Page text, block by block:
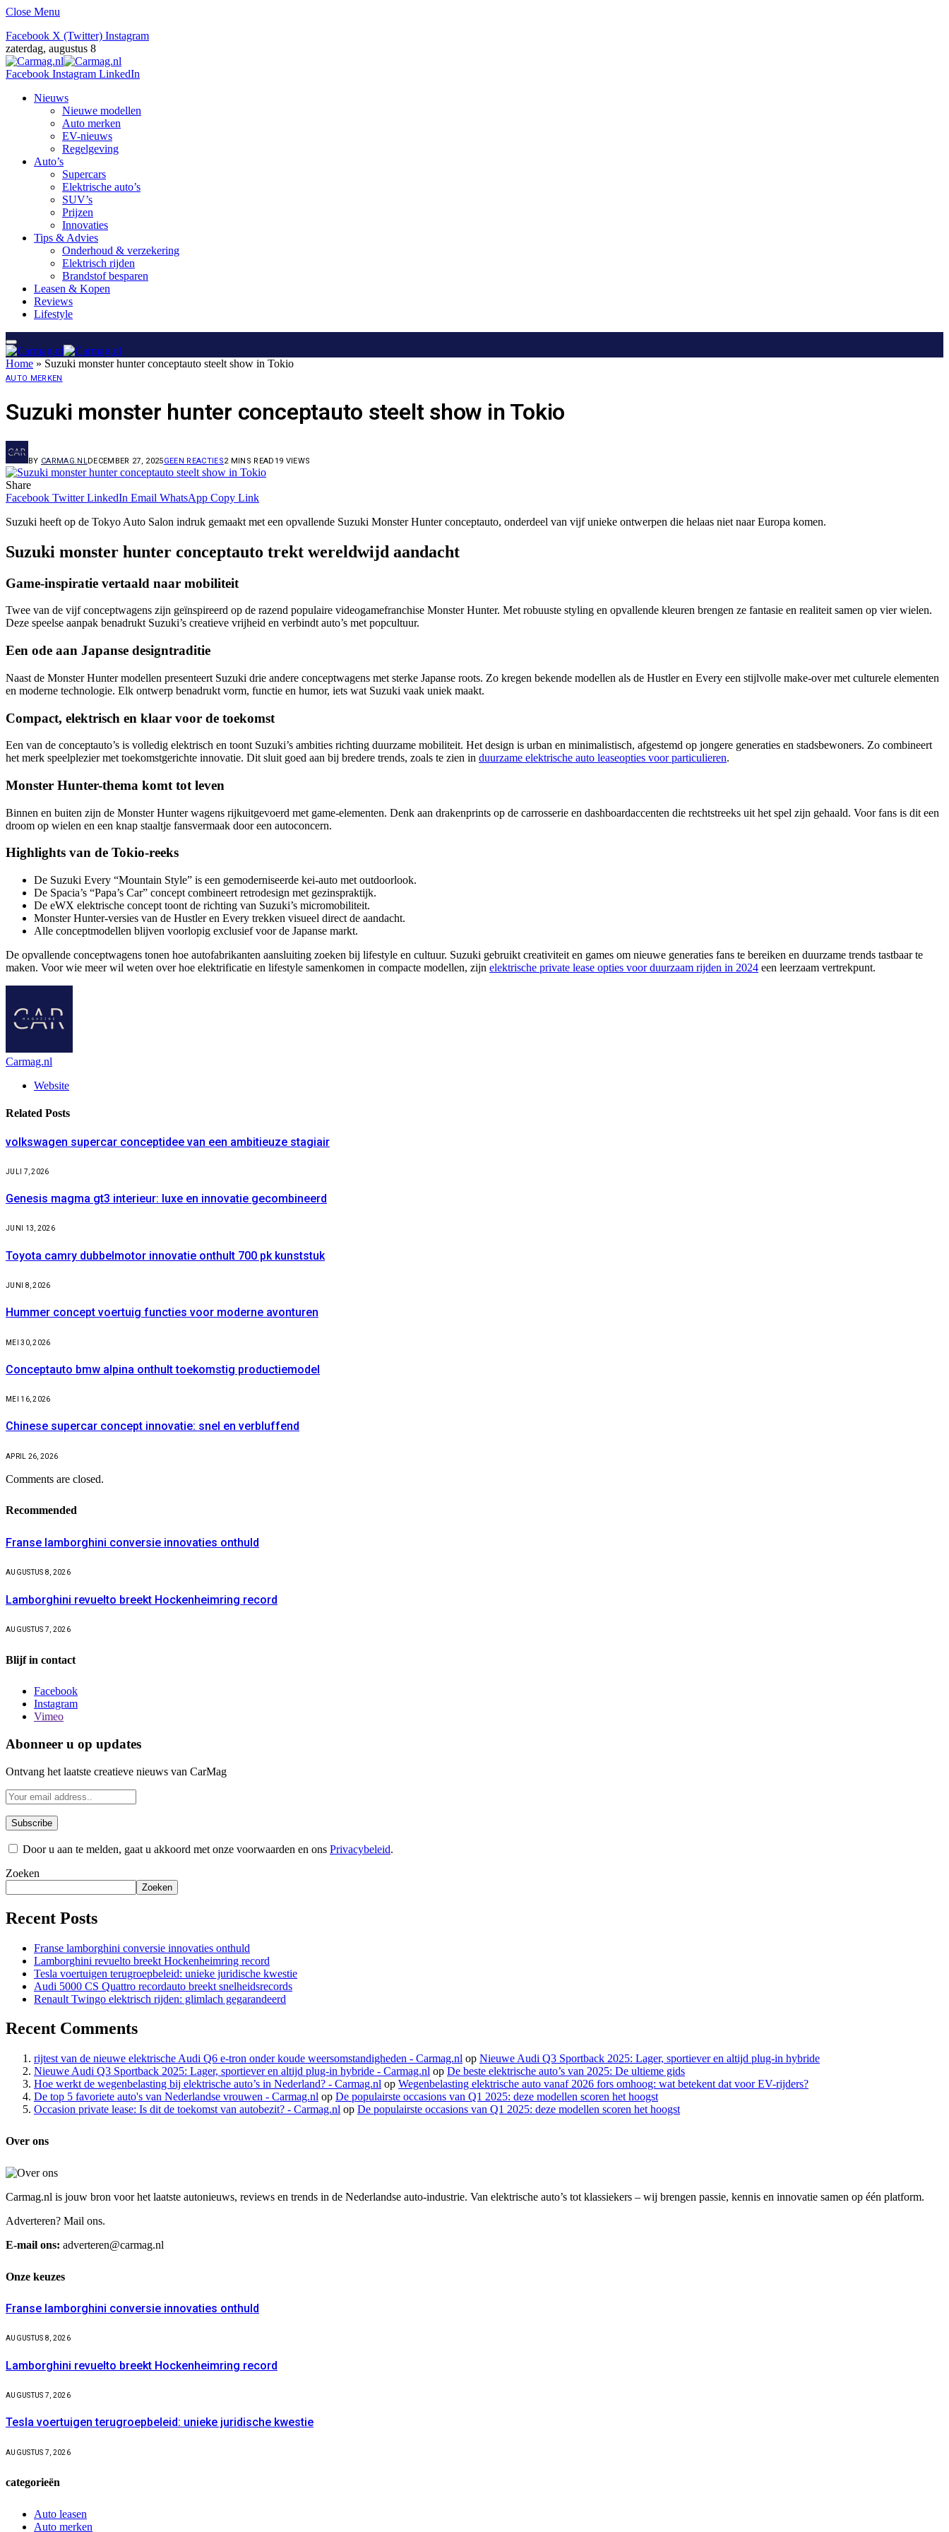
Close Menu
Facebook X (Twitter) Instagram
zaterdag, augustus 8
Facebook Instagram LinkedIn
Nieuws
Nieuwe modellen
Auto merken
EV-nieuws
Regelgeving
Auto’s
Supercars
Elektrische auto’s
SUV’s
Prijzen
Innovaties
Tips & Advies
Onderhoud & verzekering
Elektrisch rijden
Brandstof besparen
Leasen & Kopen
Reviews
Lifestyle
Home » Suzuki monster hunter conceptauto steelt show in Tokio
AUTO MERKEN
Suzuki monster hunter conceptauto steelt show in Tokio
BY CARMAG.NLDECEMBER 27, 2025GEEN REACTIES2 MINS READ 19 VIEWS
Share
Facebook Twitter LinkedIn Email WhatsApp Copy Link
Suzuki heeft op de Tokyo Auto Salon indruk gemaakt met een opvallende Suzuki Monster Hunter conceptauto, onderdeel van vijf unieke ontwerpen die helaas niet naar Europa komen.
Suzuki monster hunter conceptauto trekt wereldwijd aandacht
Game-inspiratie vertaald naar mobiliteit
Twee van de vijf conceptwagens zijn geïnspireerd op de razend populaire videogamefranchise Monster Hunter. Met robuuste styling en opvallende kleuren brengen ze fantasie en realiteit samen op vier wielen.
Deze speelse aanpak benadrukt Suzuki’s creatieve vrijheid en verbindt auto’s met popcultuur.
Een ode aan Japanse designtraditie
Naast de Monster Hunter modellen presenteert Suzuki drie andere conceptwagens met sterke Japanse roots. Zo kregen bekende modellen als de Hustler en Every een stijlvolle make-over met culturele elementen
en moderne technologie. Elk ontwerp benadrukt vorm, functie en humor, iets wat Suzuki vaak uniek maakt.
Compact, elektrisch en klaar voor de toekomst
Een van de conceptauto’s is volledig elektrisch en toont Suzuki’s ambities richting duurzame mobiliteit. Het design is urban en minimalistisch, afgestemd op jongere generaties en stadsbewoners. Zo combineert
het merk speelplezier met toekomstgerichte innovatie. Dit sluit goed aan bij bredere trends, zoals te zien in duurzame elektrische auto leaseopties voor particulieren.
Monster Hunter-thema komt tot leven
Binnen en buiten zijn de Monster Hunter wagens rijkuitgevoerd met game-elementen. Denk aan drakenprints op de carrosserie en dashboardaccenten die rechtstreeks uit het spel zijn gehaald. Voor fans is dit een
droom op wielen en een knap staaltje fansvermaak door een autoconcern.
Highlights van de Tokio-reeks
De Suzuki Every “Mountain Style” is een gemoderniseerde kei-auto met outdoorlook.
De Spacia’s “Papa’s Car” concept combineert retrodesign met gezinspraktijk.
De eWX elektrische concept toont de richting van Suzuki’s micromobiliteit.
Monster Hunter-versies van de Hustler en Every trekken visueel direct de aandacht.
Alle conceptmodellen blijven voorlopig exclusief voor de Japanse markt.
De opvallende conceptwagens tonen hoe autofabrikanten aansluiting zoeken bij lifestyle en cultuur. Suzuki gebruikt creativiteit en games om nieuwe generaties fans te bereiken en duurzame trends tastbaar te
maken. Voor wie meer wil weten over hoe elektrificatie en lifestyle samenkomen in compacte modellen, zijn elektrische private lease opties voor duurzaam rijden in 2024 een leerzaam vertrekpunt.
Carmag.nl
Website
Related Posts
volkswagen supercar conceptidee van een ambitieuze stagiair
JULI 7, 2026
Genesis magma gt3 interieur: luxe en innovatie gecombineerd
JUNI 13, 2026
Toyota camry dubbelmotor innovatie onthult 700 pk kunststuk
JUNI 8, 2026
Hummer concept voertuig functies voor moderne avonturen
MEI 30, 2026
Conceptauto bmw alpina onthult toekomstig productiemodel
MEI 16, 2026
Chinese supercar concept innovatie: snel en verbluffend
APRIL 26, 2026
Comments are closed.
Recommended
Franse lamborghini conversie innovaties onthuld
AUGUSTUS 8, 2026
Lamborghini revuelto breekt Hockenheimring record
AUGUSTUS 7, 2026
Blijf in contact
Facebook
Instagram
Vimeo
Abonneer u op updates
Ontvang het laatste creatieve nieuws van CarMag
Door u aan te melden, gaat u akkoord met onze voorwaarden en ons Privacybeleid.
Zoeken
Zoeken
Recent Posts
Franse lamborghini conversie innovaties onthuld
Lamborghini revuelto breekt Hockenheimring record
Tesla voertuigen terugroepbeleid: unieke juridische kwestie
Audi 5000 CS Quattro recordauto breekt snelheidsrecords
Renault Twingo elektrisch rijden: glimlach gegarandeerd
Recent Comments
rijtest van de nieuwe elektrische Audi Q6 e-tron onder koude weersomstandigheden - Carmag.nl op Nieuwe Audi Q3 Sportback 2025: Lager, sportiever en altijd plug-in hybride
Nieuwe Audi Q3 Sportback 2025: Lager, sportiever en altijd plug-in hybride - Carmag.nl op De beste elektrische auto’s van 2025: De ultieme gids
Hoe werkt de wegenbelasting bij elektrische auto’s in Nederland? - Carmag.nl op Wegenbelasting elektrische auto vanaf 2026 fors omhoog: wat betekent dat voor EV-rijders?
De top 5 favoriete auto's van Nederlandse vrouwen - Carmag.nl op De populairste occasions van Q1 2025: deze modellen scoren het hoogst
Occasion private lease: Is dit de toekomst van autobezit? - Carmag.nl op De populairste occasions van Q1 2025: deze modellen scoren het hoogst
Over ons
Carmag.nl is jouw bron voor het laatste autonieuws, reviews en trends in de Nederlandse auto-industrie. Van elektrische auto’s tot klassiekers – wij brengen passie, kennis en innovatie samen op één platform.
Adverteren? Mail ons.
E-mail ons: adverteren@carmag.nl
Onze keuzes
Franse lamborghini conversie innovaties onthuld
AUGUSTUS 8, 2026
Lamborghini revuelto breekt Hockenheimring record
AUGUSTUS 7, 2026
Tesla voertuigen terugroepbeleid: unieke juridische kwestie
AUGUSTUS 7, 2026
categorieën
Auto leasen
Auto merken